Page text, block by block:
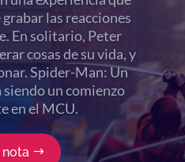
parabienes, volvió
y los emojis de
se multiplican
definitivo, la historia
para siempre a los
Llega La Odisea al
en 70mm sonríe.